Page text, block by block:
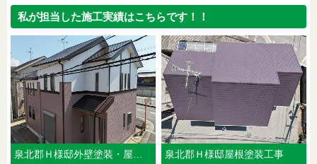
私が担当した施工実績はこちらです！！
泉北郡Ｈ様邸外壁塗装・屋根塗装工事 2026年７月 泉北郡Ｈ様邸屋根塗装工事